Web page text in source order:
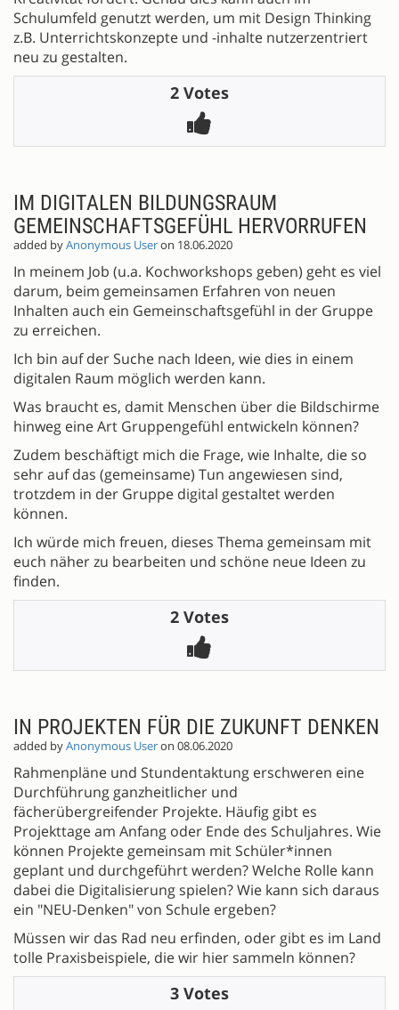
Schulumfeld genutzt werden, um mit Design Thinking
z.B. Unterrichtskonzepte und -inhalte nutzerzentriert
neu zu gestalten.
2 Votes
IM DIGITALEN BILDUNGSRAUM
GEMEINSCHAFTSGEFÜHL HERVORRUFEN
added byAnonymous Useron 18.06.2020
In meinem Job (u.a. Kochworkshops geben) geht es viel
darum, beim gemeinsamen Erfahren von neuen
Inhalten auch ein Gemeinschaftsgefühl in der Gruppe
zu erreichen.
Ich bin auf der Suche nach Ideen, wie dies in einem
digitalen Raum möglich werden kann.
Was braucht es, damit Menschen über die Bildschirme
hinweg eine Art Gruppengefühl entwickeln können?
Zudem beschäftigt mich die Frage, wie Inhalte, die so
sehr auf das (gemeinsame) Tun angewiesen sind,
trotzdem in der Gruppe digital gestaltet werden
können.
Ich würde mich freuen, dieses Thema gemeinsam mit
euch näher zu bearbeiten und schöne neue Ideen zu
finden.
2 Votes
IN PROJEKTEN FÜR DIE ZUKUNFT DENKEN
added byAnonymous Useron 08.06.2020
Rahmenpläne und Stundentaktung erschweren eine
Durchführung ganzheitlicher und
fächerübergreifender Projekte. Häufig gibt es
Projekttage am Anfang oder Ende des Schuljahres. Wie
können Projekte gemeinsam mit Schüler*innen
geplant und durchgeführt werden? Welche Rolle kann
dabei die Digitalisierung spielen? Wie kann sich daraus
ein "NEU-Denken" von Schule ergeben?
Müssen wir das Rad neu erfinden, oder gibt es im Land
tolle Praxisbeispiele, die wir hier sammeln können?
3 Votes